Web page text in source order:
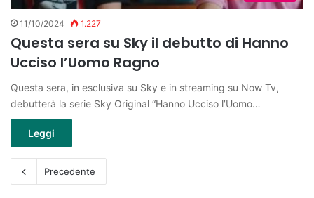
11/10/2024 1.227
Questa sera su Sky il debutto di Hanno
Ucciso l’Uomo Ragno
Questa sera, in esclusiva su Sky e in streaming su Now Tv,
debutterà la serie Sky Original “Hanno Ucciso l’Uomo…
Leggi
Precedente